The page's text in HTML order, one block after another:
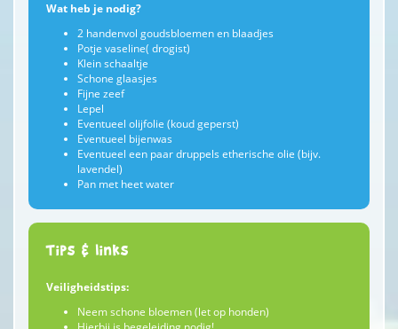
Wat heb je nodig?
2 handenvol goudsbloemen en blaadjes
Potje vaseline( drogist)
Klein schaaltje
Schone glaasjes
Fijne zeef
Lepel
Eventueel olijfolie (koud geperst)
Eventueel bijenwas
Eventueel een paar druppels etherische olie (bijv.
lavendel)
Pan met heet water
Tips & links
Veiligheidstips:
Neem schone bloemen (let op honden)